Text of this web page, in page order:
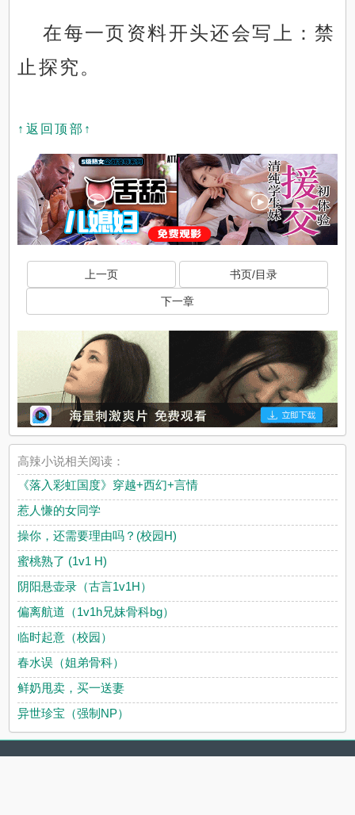
在每一页资料开头还会写上：禁
止探究。
↑返回顶部↑
上一页 书页/目录
下一章
高辣小说相关阅读：
《落入彩虹国度》穿越+西幻+言情
惹人慊的女同学
操你，还需要理由吗？(校园H)
蜜桃熟了 (1v1 H)
阴阳悬壶录（古言1v1H）
偏离航道（1v1h兄妹骨科bg）
临时起意（校园）
春水误（姐弟骨科）
鲜奶甩卖，买一送妻
异世珍宝（强制NP）